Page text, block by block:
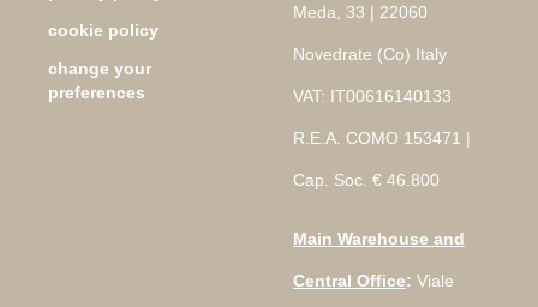
cookie policy
change your
preferences
Meda, 33 | 22060
Novedrate (Co) Italy
VAT: IT00616140133
R.E.A. COMO 153471 |
Cap. Soc. € 46.800
Main Warehouse and
Central Office: Viale